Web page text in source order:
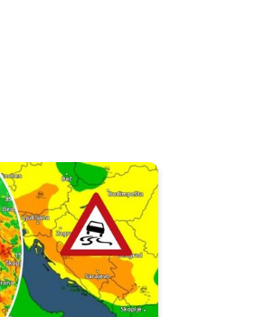
nevrijeme. Obavijest za vaše mjesto. . .